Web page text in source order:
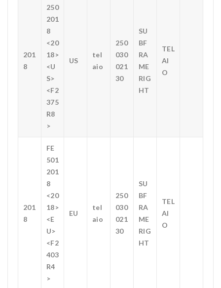
201
8
250
201
8
<20
18>
<U
S>
<F2
375
R8
>
US
tel
aio
250
030
021
30
SU
BF
RA
ME
RIG
HT
TEL
AI
O
201
8
FE
501
201
8
<20
18>
<E
U>
<F2
403
R4
>
EU
tel
aio
250
030
021
30
SU
BF
RA
ME
RIG
HT
TEL
AI
O